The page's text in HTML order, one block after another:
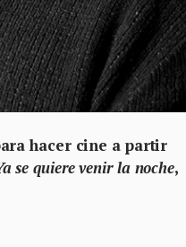
hacer cine a partir
se quiere venir la noche,